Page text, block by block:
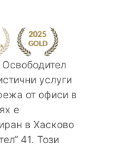
услуги
от офиси в
е
в Хасково
41. Този